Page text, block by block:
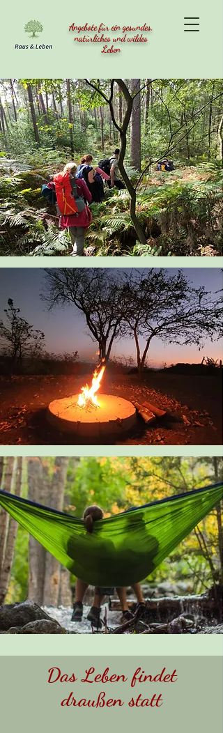
Angebote für ein gesundes,
natürliches und wildes
Leben
Das Leben findet
draußen statt